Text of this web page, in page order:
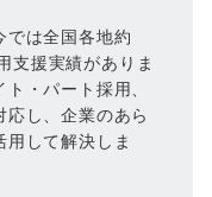
では全国各地約
援実績がありま
・パート採用、
し、企業のあら
して解決しま